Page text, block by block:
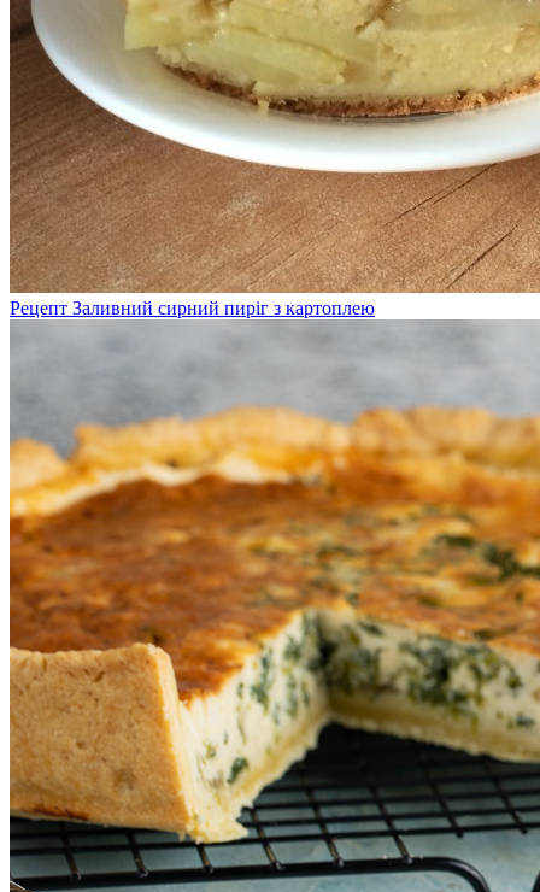
Рецепт Заливний сирний пиріг з картоплею